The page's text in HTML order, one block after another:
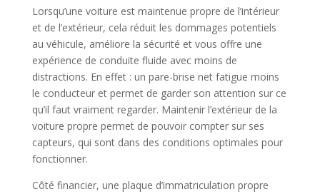
Lorsqu’une voiture est maintenue propre de l’intérieur
et de l’extérieur, cela réduit les dommages potentiels
au véhicule, améliore la sécurité et vous offre une
expérience de conduite fluide avec moins de
distractions. En effet : un pare-brise net fatigue moins
le conducteur et permet de garder son attention sur ce
qu’il faut vraiment regarder. Maintenir l’extérieur de la
voiture propre permet de pouvoir compter sur ses
capteurs, qui sont dans des conditions optimales pour
fonctionner.
Côté financier, une plaque d’immatriculation propre